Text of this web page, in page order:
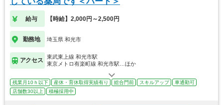
給与 【時給】2,000円～2,500円
勤務地 埼玉県 和光市
アクセス
東武東上線 和光市駅
東京メトロ有楽町線 和光市駅…ほか
残業月10ｈ以下 産休・育休取得実績有り 総合門前 スキルアップ
車通勤可
店舗数30以上
積極採用中